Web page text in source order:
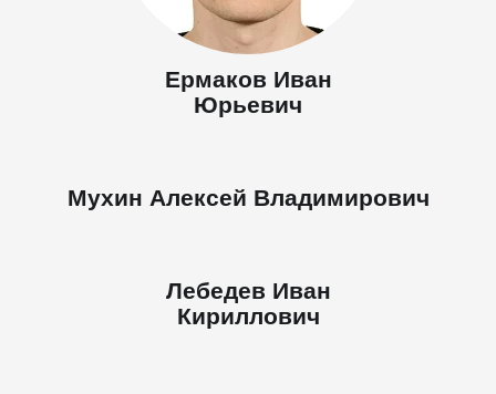
Ермаков Иван
Юрьевич
Мухин Алексей Владимирович
Лебедев Иван
Кириллович